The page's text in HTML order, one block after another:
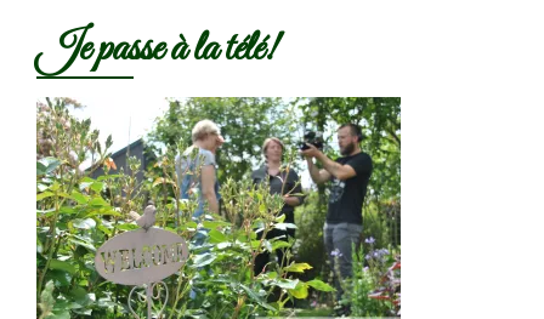
Je passe à la télé!